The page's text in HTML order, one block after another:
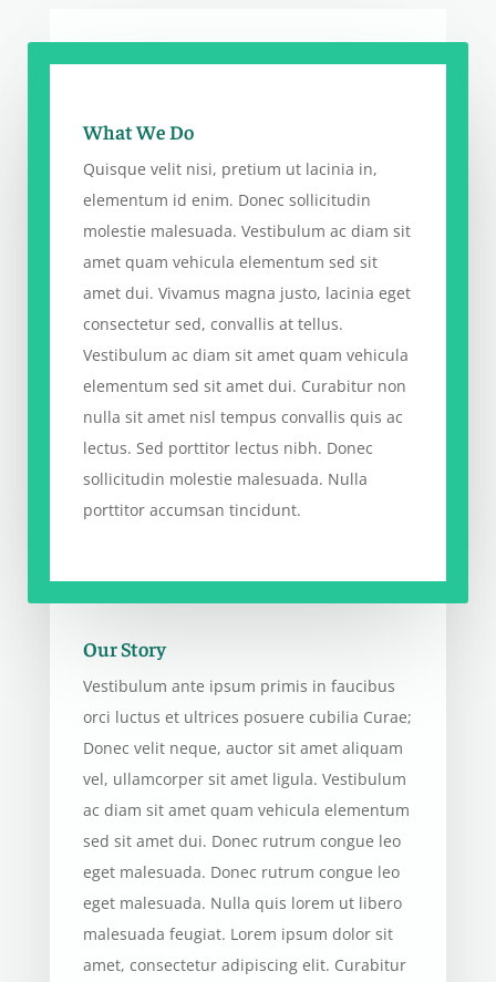
What We Do
Quisque velit nisi, pretium ut lacinia in,
elementum id enim. Donec sollicitudin
molestie malesuada. Vestibulum ac diam sit
amet quam vehicula elementum sed sit
amet dui. Vivamus magna justo, lacinia eget
consectetur sed, convallis at tellus.
Vestibulum ac diam sit amet quam vehicula
elementum sed sit amet dui. Curabitur non
nulla sit amet nisl tempus convallis quis ac
lectus. Sed porttitor lectus nibh. Donec
sollicitudin molestie malesuada. Nulla
porttitor accumsan tincidunt.
Our Story
Vestibulum ante ipsum primis in faucibus
orci luctus et ultrices posuere cubilia Curae;
Donec velit neque, auctor sit amet aliquam
vel, ullamcorper sit amet ligula. Vestibulum
ac diam sit amet quam vehicula elementum
sed sit amet dui. Donec rutrum congue leo
eget malesuada. Donec rutrum congue leo
eget malesuada. Nulla quis lorem ut libero
malesuada feugiat. Lorem ipsum dolor sit
amet, consectetur adipiscing elit. Curabitur